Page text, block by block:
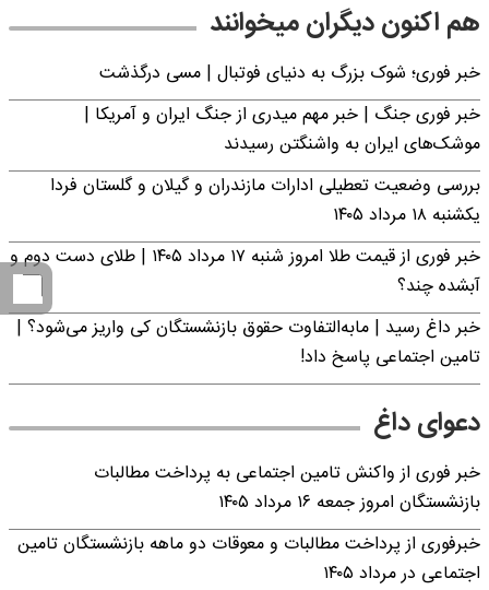
هم اکنون دیگران میخوانند
خبر فوری؛‌ شوک بزرگ به دنیای فوتبال | مسی درگذشت
خبر فوری جنگ | خبر مهم میدری از جنگ ایران و آمریکا |
موشک‌های ایران به واشنگتن رسیدند
بررسی وضعیت تعطیلی ادارات مازندران و گیلان و گلستان فردا
یکشنبه ۱۸ مرداد ۱۴۰۵
خبر فوری از قیمت طلا امروز شنبه ۱۷ مرداد ۱۴۰۵ | طلای دست دوم و
آبشده چند؟
خبر داغ رسید | مابه‌التفاوت حقوق بازنشستگان کی واریز می‌شود؟ |
تامین اجتماعی پاسخ داد!
دعوای داغ
خبر فوری از واکنش تامین اجتماعی به پرداخت مطالبات
بازنشستگان امروز جمعه ۱۶ مرداد ۱۴۰۵
خبرفوری از پرداخت مطالبات و معوقات دو ماهه بازنشستگان تامین
اجتماعی در مرداد ۱۴۰۵